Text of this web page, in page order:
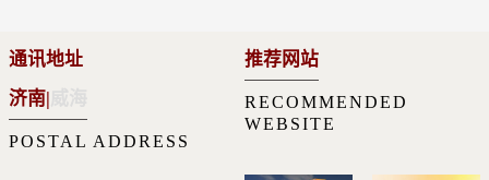
通讯地址
济南|
POSTAL ADDRESS
推荐网站
RECOMMENDED
WEBSITE